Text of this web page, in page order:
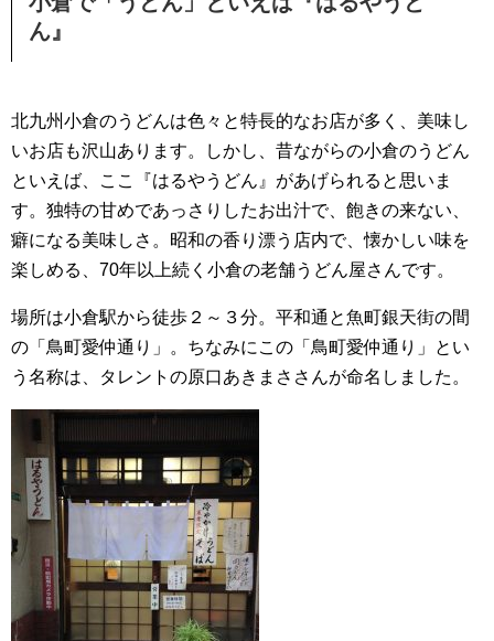
ん』
北九州小倉のうどんは色々と特長的なお店が多く、美味し
いお店も沢山あります。しかし、昔ながらの小倉のうどん
といえば、ここ『はるやうどん』があげられると思いま
す。独特の甘めであっさりしたお出汁で、飽きの来ない、
癖になる美味しさ。昭和の香り漂う店内で、懐かしい味を
楽しめる、70年以上続く小倉の老舗うどん屋さんです。
場所は小倉駅から徒歩２～３分。平和通と魚町銀天街の間
の「鳥町愛仲通り」。ちなみにこの「鳥町愛仲通り」とい
う名称は、タレントの原口あきまささんが命名しました。